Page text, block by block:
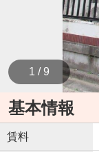
1 / 9
基本情報
賃料